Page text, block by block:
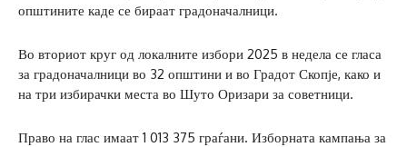
општините каде се бираат градоначалници.
Во вториот круг од локалните избори 2025 в недела се гласа
за градоначалници во 32 општини и во Градот Скопје, како и
на три избирачки места во Шуто Оризари за советници.
Право на глас имаат 1 013 375 граѓани. Изборната кампања за